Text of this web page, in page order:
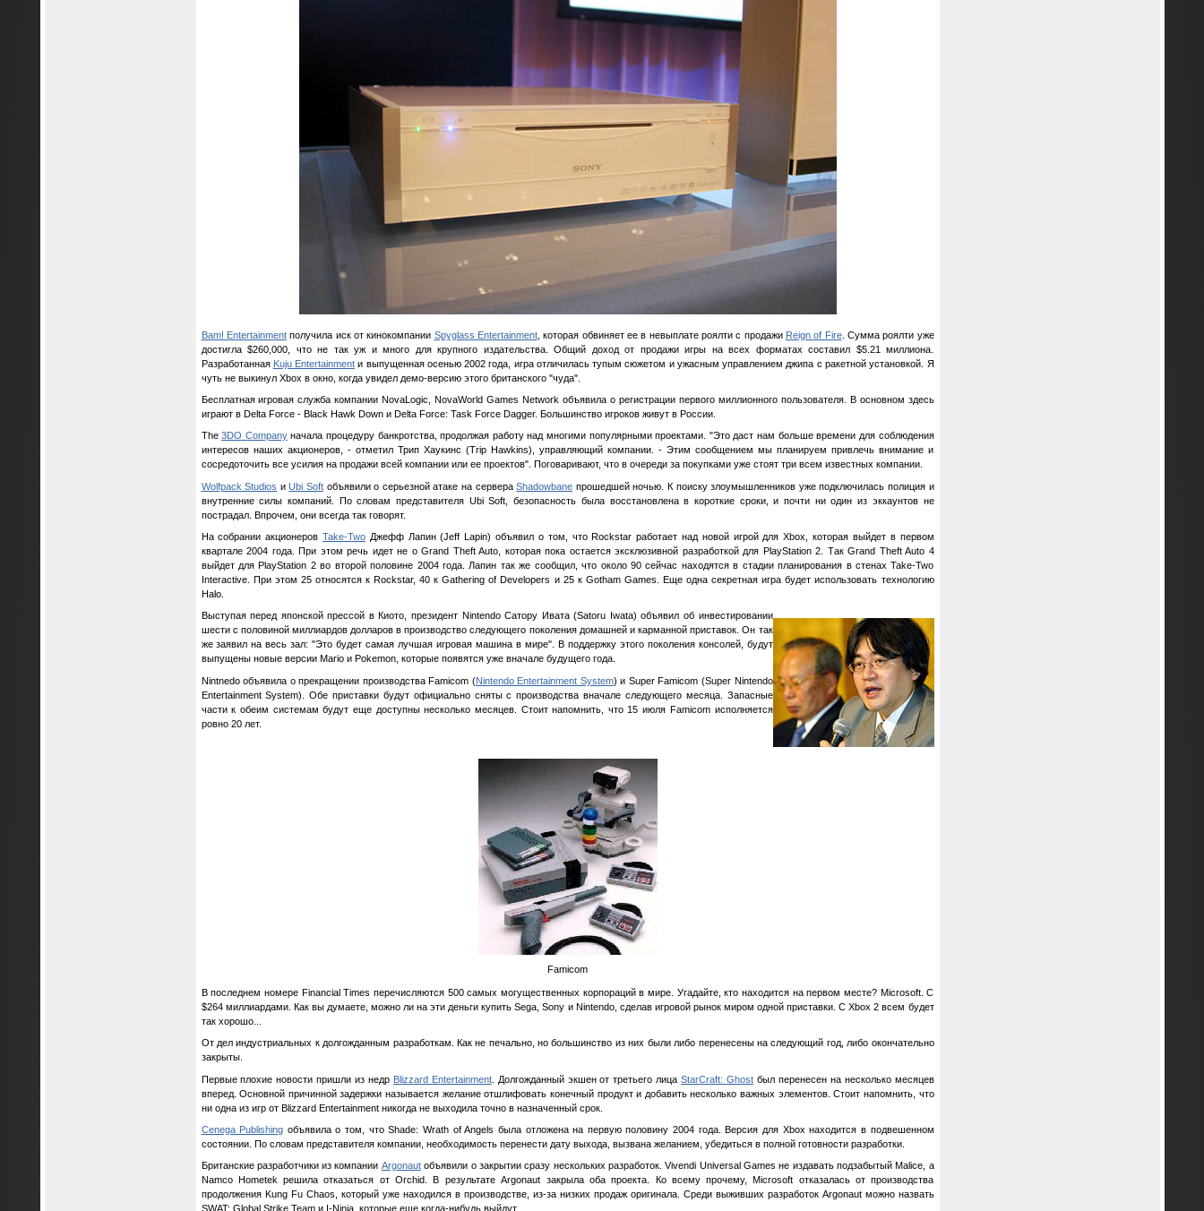
Bam! Entertainmentполучила иск от кинокомпании Spyglass Entertainment, которая обвиняет ее в невыплате роялти с продажи Reign of Fire. Сумма роялти уже
достигла $260,000, что не так уж и много для крупного издательства. Общий доход от продажи игры на всех форматах составил $5.21 миллиона.
Разработанная Kuju Entertainment и выпущенная осенью 2002 года, игра отличилась тупым сюжетом и ужасным управлением джипа с ракетной установкой. Я
чуть не выкинул Xbox в окно, когда увидел демо-версию этого британского "чуда".
Бесплатная игровая служба компании NovaLogic, NovaWorld Games Network объявила о регистрации первого миллионного пользователя. В основном здесь
играют в Delta Force - Black Hawk Down и Delta Force: Task Force Dagger. Большинство игроков живут в России.
The3DO Companyначала процедуру банкротства, продолжая работу над многими популярными проектами. "Это даст нам больше времени для соблюдения
интересов наших акционеров, - отметил Трип Хаукинс (Trip Hawkins), управляющий компании. - Этим сообщением мы планируем привлечь внимание и
сосредоточить все усилия на продажи всей компании или ее проектов". Поговаривают, что в очереди за покупками уже стоят три всем известных компании.
Wolfpack Studios иUbi Softобъявили о серьезной атаке на сервераShadowbane прошедшей ночью. К поиску злоумышленников уже подключилась полиция и
внутренние силы компаний. По словам представителя Ubi Soft, безопасность была восстановлена в короткие сроки, и почти ни один из эккаунтов не
пострадал. Впрочем, они всегда так говорят.
На собрании акционеров Take-TwoДжефф Лапин (Jeff Lapin) объявил о том, что Rockstar работает над новой игрой для Xbox, которая выйдет в первом
квартале 2004 года. При этом речь идет не о Grand Theft Auto, которая пока остается эксклюзивной разработкой для PlayStation 2. Так Grand Theft Auto 4
выйдет для PlayStation 2 во второй половине 2004 года. Лапин так же сообщил, что около 90 сейчас находятся в стадии планирования в стенах Take-Two
Interactive. При этом 25 относятся к Rockstar, 40 к Gathering of Developers и 25 к Gotham Games. Еще одна секретная игра будет использовать технологию
Halo.
Выступая перед японской прессой в Киото, президент Nintendo Сатору Ивата (Satoru Iwata) объявил об инвестировании
шести с половиной миллиардов долларов в производство следующего поколения домашней и карманной приставок. Он так
же заявил на весь зал: "Это будет самая лучшая игровая машина в мире". В поддержку этого поколения консолей, будут
выпущены новые версии Mario и Pokemon, которые появятся уже вначале будущего года.
Nintnedo объявила о прекращении производства Famicom (Nintendo Entertainment System) и Super Famicom (Super Nintendo
Entertainment System). Обе приставки будут официально сняты с производства вначале следующего месяца. Запасные
части к обеим системам будут еще доступны несколько месяцев. Стоит напомнить, что 15 июля Famicom исполняется
ровно 20 лет.
Famicom
В последнем номере Financial Times перечисляются 500 самых могущественных корпораций в мире. Угадайте, кто находится на первом месте? Microsoft. С
$264 миллиардами. Как вы думаете, можно ли на эти деньги купить Sega, Sony и Nintendo, сделав игровой рынок миром одной приставки. С Xbox 2 всем будет
так хорошо...
От дел индустриальных к долгожданным разработкам. Как не печально, но большинство из них были либо перенесены на следующий год, либо окончательно
закрыты.
Первые плохие новости пришли из недр Blizzard Entertainment. Долгожданный экшен от третьего лицаStarCraft: Ghost был перенесен на несколько месяцев
вперед. Основной причинной задержки называется желание отшлифовать конечный продукт и добавить несколько важных элементов. Стоит напомнить, что
ни одна из игр от Blizzard Entertainment никогда не выходила точно в назначенный срок.
Cenega Publishing объявила о том, что Shade: Wrath of Angels была отложена на первую половину 2004 года. Версия для Xbox находится в подвешенном
состоянии. По словам представителя компании, необходимость перенести дату выхода, вызвана желанием, убедиться в полной готовности разработки.
Британские разработчики из компании Argonautобъявили о закрытии сразу нескольких разработок. Vivendi Universal Games не издавать подзабытый Malice, а
Namco Hometek решила отказаться от Orchid. В результате Argonaut закрыла оба проекта. Ко всему прочему, Microsoft отказалась от производства
продолжения Kung Fu Chaos, который уже находился в производстве, из-за низких продаж оригинала. Среди выживших разработок Argonaut можно назвать
SWAT: Global Strike Team и I-Ninja, которые еще когда-нибудь выйдут.